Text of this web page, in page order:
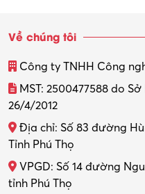
Về chúng tôi
Công ty TNHH Công
MST: 2500477588 do
26/4/2012
Địa chỉ: Số 83 đường
Tỉnh Phú Thọ
VPGD: Số 14 đường
tỉnh Phú Thọ